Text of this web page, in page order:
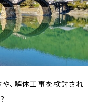
、解体工事を検討され